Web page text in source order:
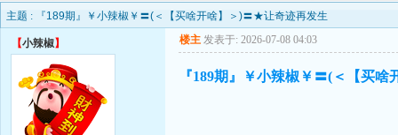
主题 : 『189期』￥小辣椒￥〓(＜【买啥开啥】＞)〓★让奇迹再发生
【小辣椒】 楼主 发表于: 2026-07-08 04:03
『189期』￥小辣椒￥〓(＜【买